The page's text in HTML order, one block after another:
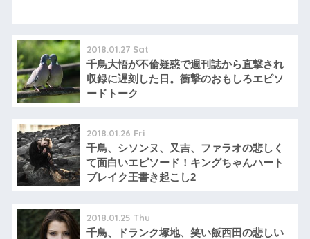
2018.01.27 Sat
千鳥大悟が不倫疑惑で週刊誌から直撃され
収録に遅刻した日。衝撃のおもしろエピソ
ードトーク
2018.01.26 Fri
千鳥、シソンヌ、又吉、ファラオの悲しく
て面白いエピソード！キングちゃんハート
ブレイク王書き起こし2
2018.01.25 Thu
千鳥、ドランク塚地、笑い飯西田の悲しい